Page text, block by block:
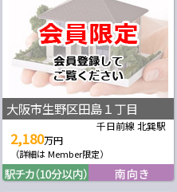
大阪市生野区田島１丁目
千日前線 北巽駅
2,180万円
（詳細は Member限定）